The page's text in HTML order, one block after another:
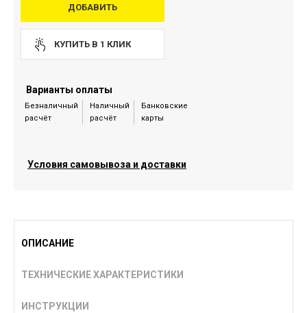
ДОБАВИТЬ
КУПИТЬ В 1 КЛИК
Варианты оплаты
Безналичный
расчёт
Наличный
расчёт
Банковские
карты
Условия самовывоза и доставки
ОПИСАНИЕ
ТЕХНИЧЕСКИЕ ХАРАКТЕРИСТИКИ
ИНСТРУКЦИИ